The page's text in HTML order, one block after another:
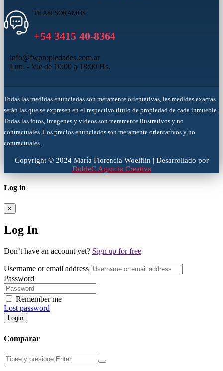
TE ASESORAMOS
+54 3415 40-8364
info@fwpropiedades.com.ar
Lun. - Vie de 10:00 a 18:00 Hs.
Todas las medidas enunciadas son meramente orientativas, las medidas exactas
serán las que se expresen en el respectivo título de propiedad de cada inmueble.
Todas las fotos, imagenes y videos son meramente ilustrativos y no
contractuales. Los precios enunciados son meramente orientativos y no
contractuales.
Copyright © 2024 María Florencia Woelflin | Desarrollado por
DobleC Agencia Creativa
Log in
×
Log In
Don’t have an account yet? Sign up for free
Username or email address
Password
Remember me
Lost password
Login
Comparar